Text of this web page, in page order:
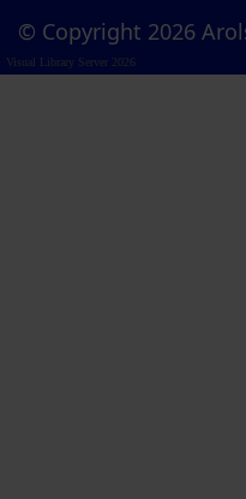
© Copyright 2026
Visual Library Server 2026